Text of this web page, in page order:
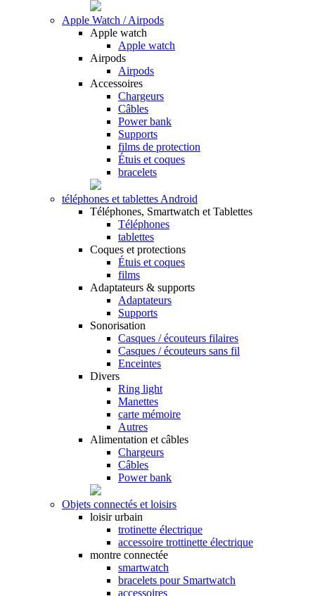
Apple Watch / Airpods
Apple watch
Apple watch
Airpods
Airpods
Accessoires
Chargeurs
Câbles
Power bank
Supports
films de protection
Étuis et coques
bracelets
téléphones et tablettes Android
Téléphones, Smartwatch et Tablettes
Téléphones
tablettes
Coques et protections
Étuis et coques
films
Adaptateurs & supports
Adaptateurs
Supports
Sonorisation
Casques / écouteurs filaires
Casques / écouteurs sans fil
Enceintes
Divers
Ring light
Manettes
carte mémoire
Autres
Alimentation et câbles
Chargeurs
Câbles
Power bank
Objets connectés et loisirs
loisir urbain
trotinette électrique
accessoire trottinette électrique
montre connectée
smartwatch
bracelets pour Smartwatch
accessoires